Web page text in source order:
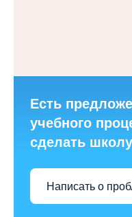
Есть
учебного
сделать
Написать о